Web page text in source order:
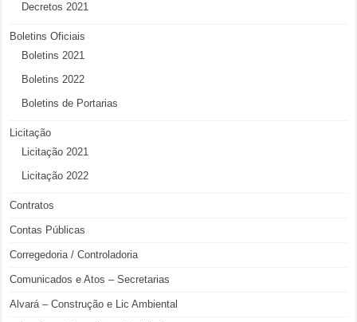
Decretos 2021
Boletins Oficiais
Boletins 2021
Boletins 2022
Boletins de Portarias
Licitação
Licitação 2021
Licitação 2022
Contratos
Contas Públicas
Corregedoria / Controladoria
Comunicados e Atos – Secretarias
Alvará – Construção e Lic Ambiental